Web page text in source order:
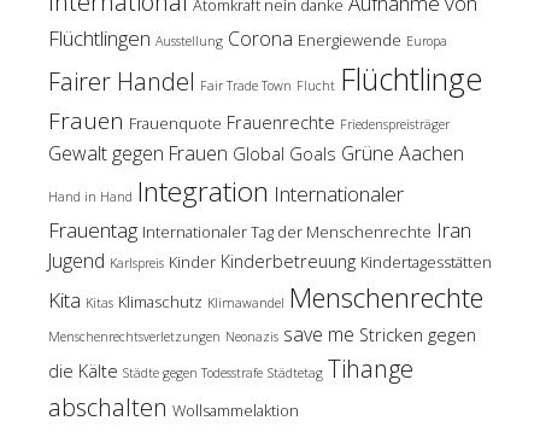
Atomkraft nein danke
Flüchtlingen Ausstellung Corona Energiewende Europa
Fairer Handel Fair Trade Town Flucht Flüchtlinge
Frauen Frauenquote Frauenrechte Friedenspreisträger
Gewalt gegen Frauen Global Goals Grüne Aachen
Hand in Hand Integration Internationaler
Frauentag Internationaler Tag der Menschenrechte Iran
Jugend Karlspreis Kinder Kinderbetreuung Kindertagesstätten
Kita Kitas Klimaschutz Klimawandel Menschenrechte
Menschenrechtsverletzungen Neonazis save me Stricken gegen
die Kälte Städte gegen Todesstrafe Städtetag Tihange
abschalten Wollsammelaktion